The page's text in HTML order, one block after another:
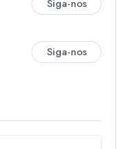
Siga-nos
Siga-nos